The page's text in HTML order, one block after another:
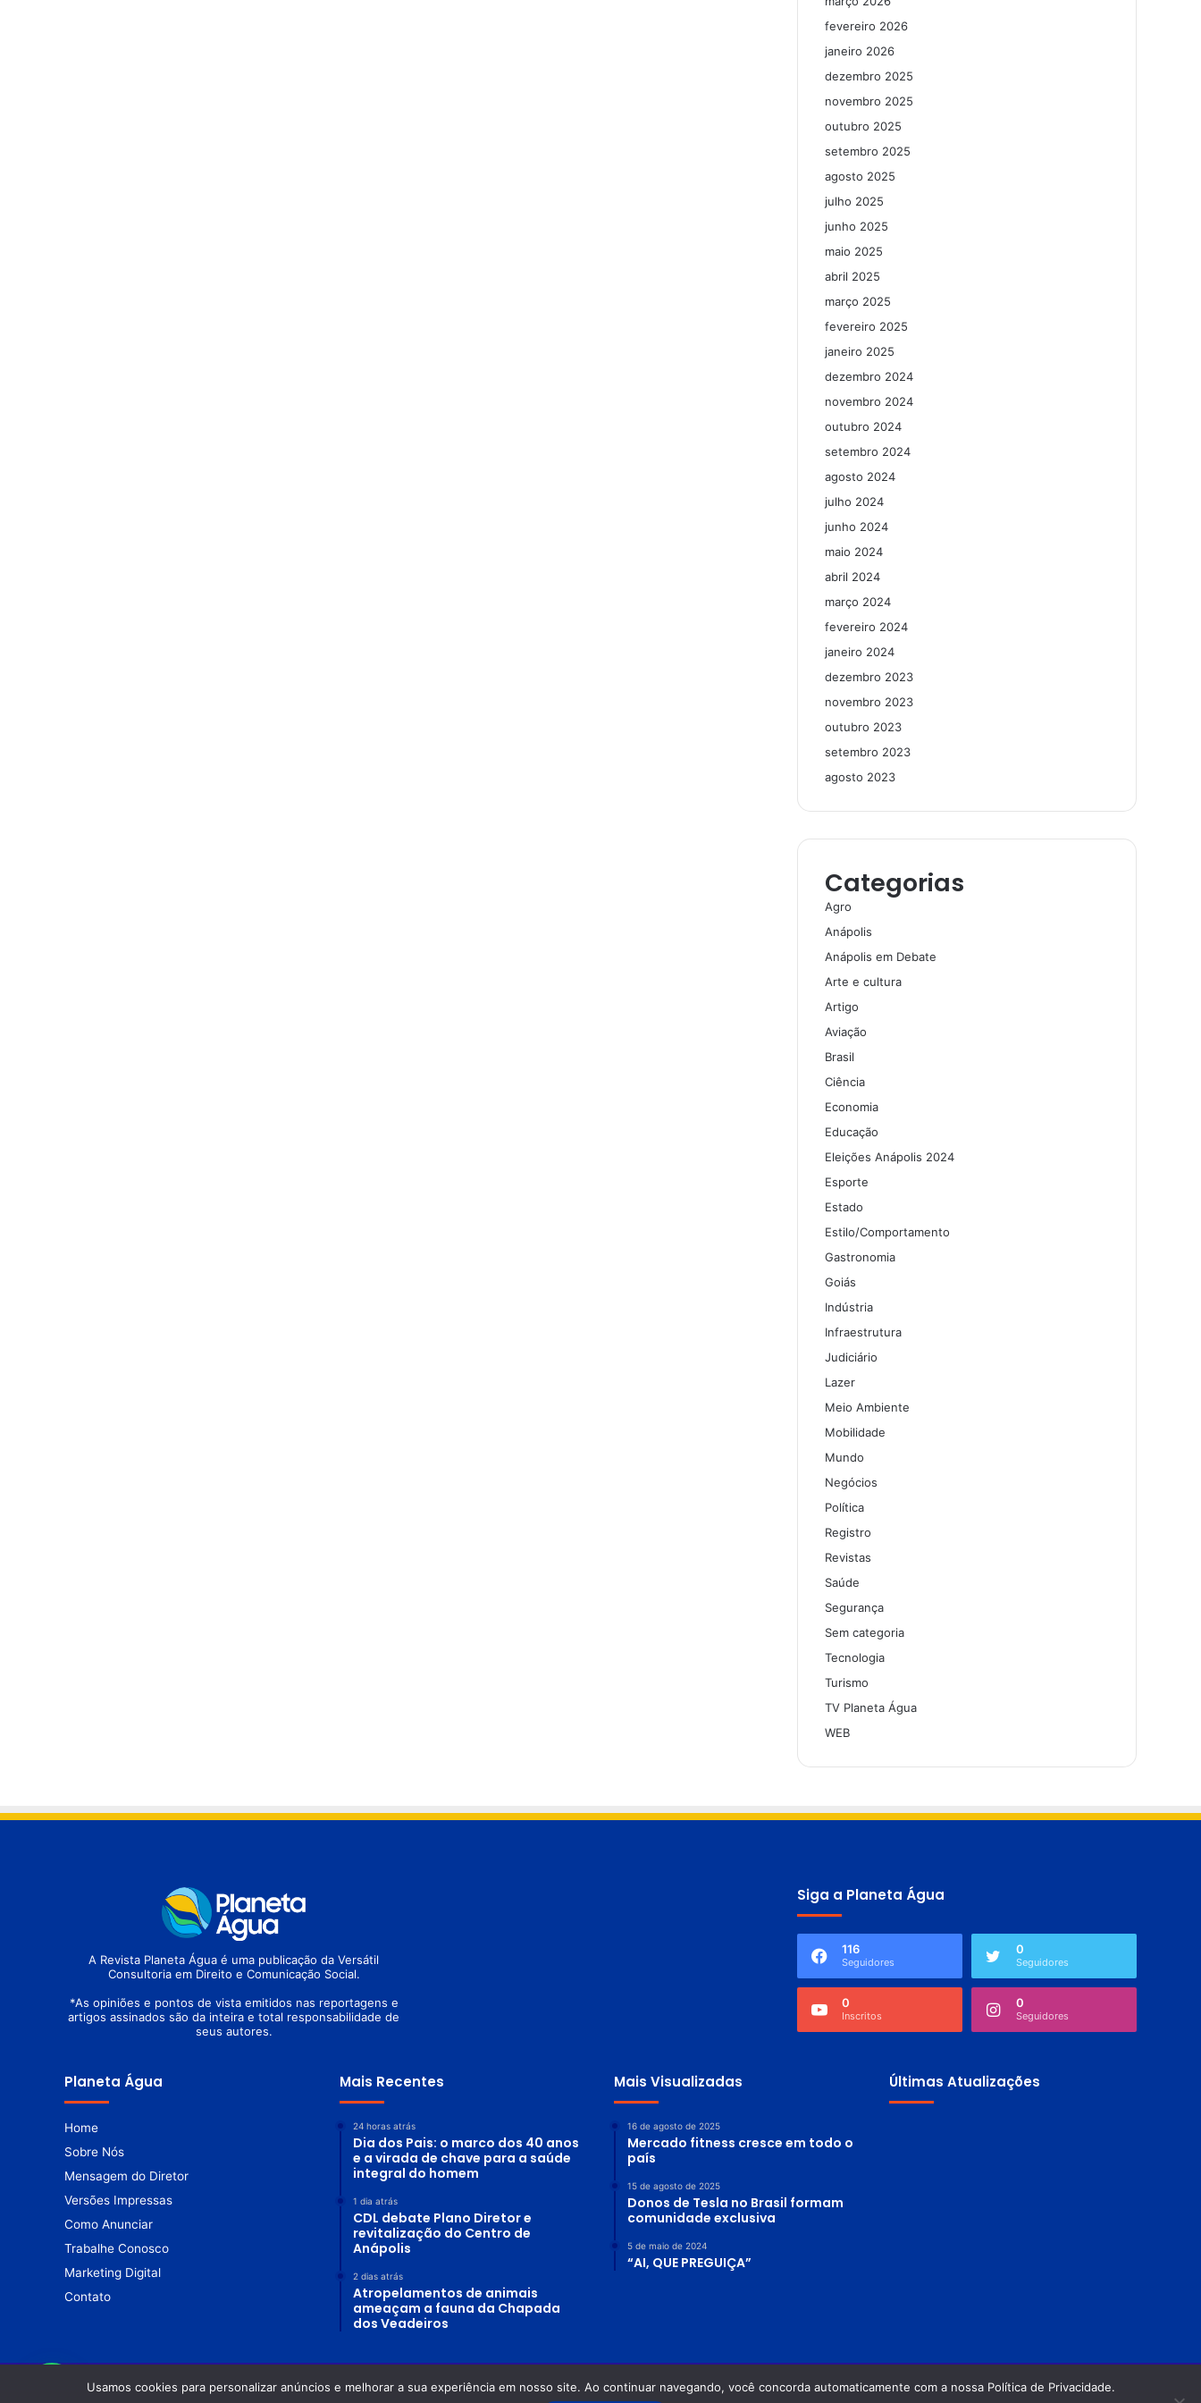
fevereiro 2026
janeiro 2026
dezembro 2025
novembro 2025
outubro 2025
setembro 2025
agosto 2025
julho 2025
junho 2025
maio 2025
abril 2025
março 2025
fevereiro 2025
janeiro 2025
dezembro 2024
novembro 2024
outubro 2024
setembro 2024
agosto 2024
julho 2024
junho 2024
maio 2024
abril 2024
março 2024
fevereiro 2024
janeiro 2024
dezembro 2023
novembro 2023
outubro 2023
setembro 2023
agosto 2023
Categorias
Agro
Anápolis
Anápolis em Debate
Arte e cultura
Artigo
Aviação
Brasil
Ciência
Economia
Educação
Eleições Anápolis 2024
Esporte
Estado
Estilo/Comportamento
Gastronomia
Goiás
Indústria
Infraestrutura
Judiciário
Lazer
Meio Ambiente
Mobilidade
Mundo
Negócios
Política
Registro
Revistas
Saúde
Segurança
Sem categoria
Tecnologia
Turismo
TV Planeta Água
WEB
A Revista Planeta Água é uma publicação da Versátil
Consultoria em Direito e Comunicação Social.
*As opiniões e pontos de vista emitidos nas reportagens e
artigos assinados são da inteira e total responsabilidade de
seus autores.
Siga a Planeta Água
116
Seguidores
0
Seguidores
0
Inscritos
0
Seguidores
Planeta Água
Home
Sobre Nós
Mensagem do Diretor
Versões Impressas
Como Anunciar
Trabalhe Conosco
Marketing Digital
Contato
Mais Recentes
24 horas atrás
Dia dos Pais: o marco dos 40 anos
e a virada de chave para a saúde
integral do homem
1 dia atrás
CDL debate Plano Diretor e
revitalização do Centro de
Anápolis
2 dias atrás
Atropelamentos de animais
ameaçam a fauna da Chapada
dos Veadeiros
Mais Visualizadas
16 de agosto de 2025
Mercado fitness cresce em todo o
país
15 de agosto de 2025
Donos de Tesla no Brasil formam
comunidade exclusiva
5 de maio de 2024
“AI, QUE PREGUIÇA”
Últimas Atualizações
© Copyright 2026. Todos os direitos reservados |Revista Planeta Água - Odilon Alves Rosa DRT-GO: 0870/86 - OAB-GO: 12.754 Política de privacidade
Termos de Uso
Usamos cookies para personalizar anúncios e melhorar a sua experiência em nosso site. Ao continuar navegando, você concorda automaticamente com a nossa Política de Privacidade.